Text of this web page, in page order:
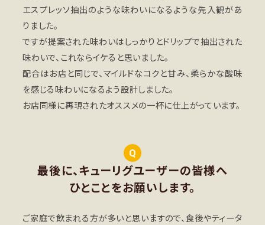
エスプレッソ抽出のような味わいになるような先入観があ
りました。
ですが提案された味わいはしっかりとドリップで抽出された
味わいで、これならイケると思いました。
配合はお店と同じで、マイルドなコクと甘み、柔らかな酸味
を感じる味わいになるよう設計しました。
お店同様に再現されたオススメの一杯に仕上がっています。
Q
最後に、キューリグユーザーの皆様へ
ひとことをお願いします。
ご家庭で飲まれる方が多いと思いますので、食後やティータ